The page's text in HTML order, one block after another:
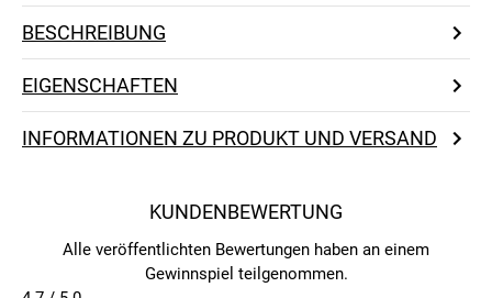
BESCHREIBUNG
EIGENSCHAFTEN
INFORMATIONEN ZU PRODUKT UND VERSAND
KUNDENBEWERTUNG
Alle veröffentlichten Bewertungen haben an einem
Gewinnspiel teilgenommen.